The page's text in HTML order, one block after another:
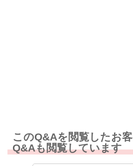
このQ&Aを閲覧したお
Q&Aも閲覧しています